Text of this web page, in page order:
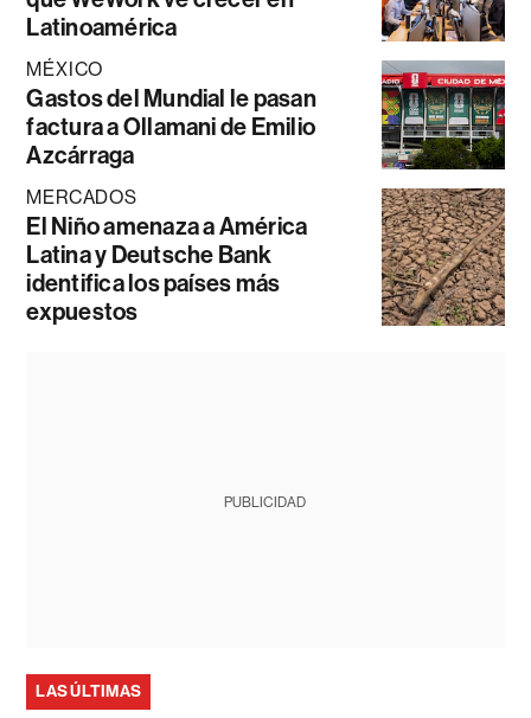
Latinoamérica
MÉXICO
Gastos del Mundial le pasan
factura a Ollamani de Emilio
Azcárraga
MERCADOS
El Niño amenaza a América
Latina y Deutsche Bank
identifica los países más
expuestos
PUBLICIDAD
LAS ÚLTIMAS